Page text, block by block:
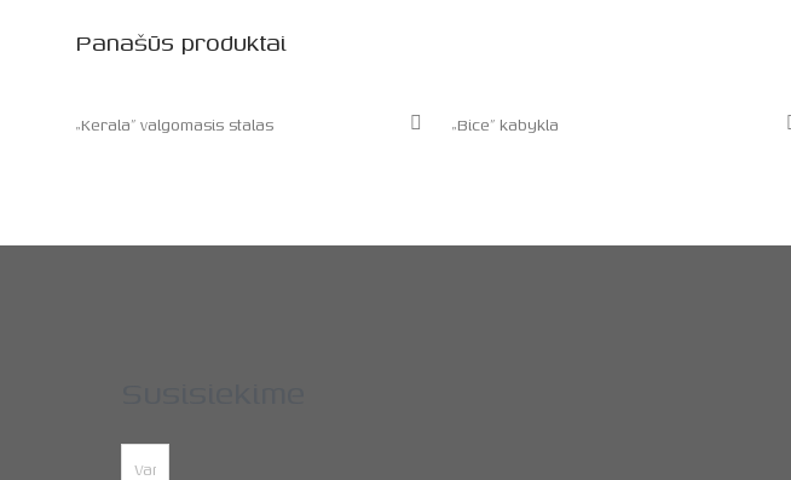
Panašūs produktai
„Kerala” valgomasis stalas „Bice” kabykla